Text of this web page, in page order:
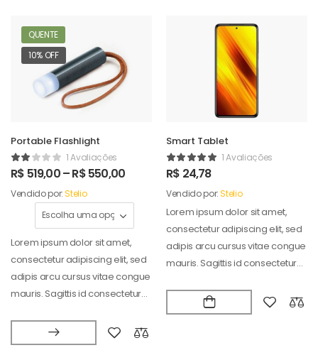
QUENTE
10% OFF
Portable Flashlight
1 Avaliações
R$ 519,00–R$550,00
Vendido por:Stelio
Lorem ipsum dolor sit amet,
consectetur adipiscing elit, sed
adipis arcu cursus vitae congue
mauris. Sagittis id consectetur
Smart Tablet
1 Avaliações
R$ 24,78
Vendido por:Stelio
Lorem ipsum dolor sit amet,
consectetur adipiscing elit, sed
adipis arcu cursus vitae congue
mauris. Sagittis id consectetur